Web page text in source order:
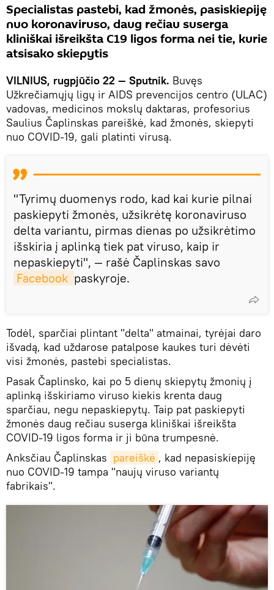
Specialistas pastebi, kad žmonės, pasiskiepiję
nuo koronaviruso, daug rečiau suserga
kliniškai išreikšta C19 ligos forma nei tie, kurie
atsisako skiepytis
VILNIUS, rugpjūčio 22 — Sputnik. Buvęs
Užkrečiamųjų ligų ir AIDS prevencijos centro (ULAC)
vadovas, medicinos mokslų daktaras, profesorius
Saulius Čaplinskas pareiškė, kad žmonės, skiepyti
nuo COVID-19, gali platinti virusą.
"Tyrimų duomenys rodo, kad kai kurie pilnai
paskiepyti žmonės, užsikrėtę koronaviruso
delta variantu, pirmas dienas po užsikrėtimo
išskiria į aplinką tiek pat viruso, kaip ir
nepaskiepyti", — rašė Čaplinskas savo
Facebook paskyroje.
Todėl, sparčiai plintant "delta" atmainai, tyrėjai daro
išvadą, kad uždarose patalpose kaukes turi dėvėti
visi žmonės, pastebi specialistas.
Pasak Čaplinsko, kai po 5 dienų skiepytų žmonių į
aplinką išskiriamo viruso kiekis krenta daug
sparčiau, negu nepaskiepytų. Taip pat paskiepyti
žmonės daug rečiau suserga kliniškai išreikšta
COVID-19 ligos forma ir ji būna trumpesnė.
Anksčiau Čaplinskas pareiškė , kad nepasiskiepiję
nuo COVID-19 tampa "naujų viruso variantų
fabrikais".